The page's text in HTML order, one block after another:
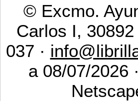
© Excmo.
Carlos I,
037 ·
a 08/07/2026